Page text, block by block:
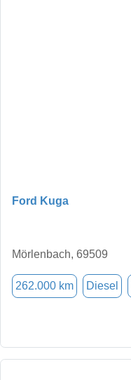
Ford Kuga
Mörlenbach, 69509
262.000 km Diesel